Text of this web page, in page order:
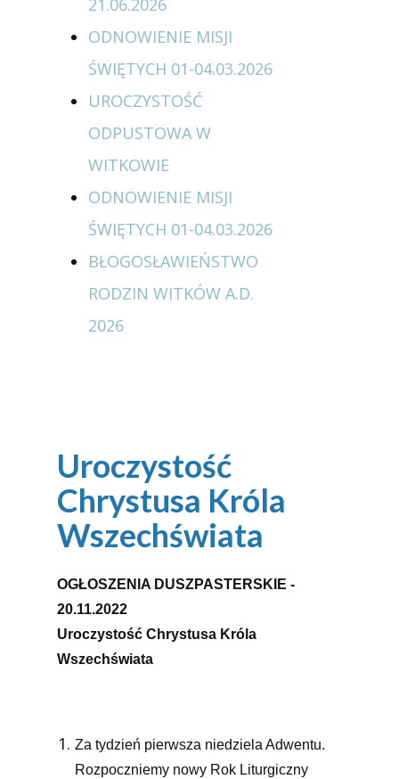
21.06.2026
ODNOWIENIE MISJI
ŚWIĘTYCH 01-04.03.2026
UROCZYSTOŚĆ
ODPUSTOWA W
WITKOWIE
ODNOWIENIE MISJI
ŚWIĘTYCH 01-04.03.2026
BŁOGOSŁAWIEŃSTWO
RODZIN WITKÓW A.D.
2026
Uroczystość
Chrystusa Króla
Wszechświata
OGŁOSZENIA DUSZPASTERSKIE -
20.11.2022
Uroczystość Chrystusa Króla
Wszechświata
Za tydzień pierwsza niedziela Adwentu.
Rozpoczniemy nowy Rok Liturgiczny